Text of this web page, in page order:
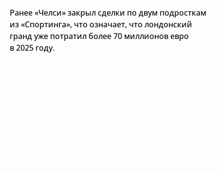
Ранее «Челси» закрыл сделки по двум подросткам
из «Спортинга», что означает, что лондонский
гранд уже потратил более 70 миллионов евро
в 2025 году.